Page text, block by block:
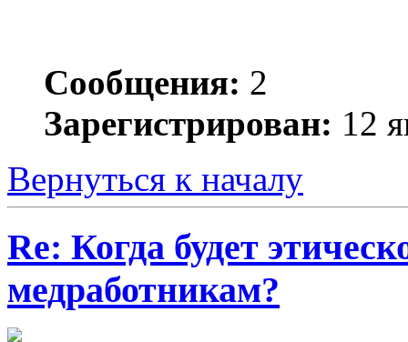
Сообщения: 2
Зарегистрирован: 12
Вернуться к началу
Re: Когда будет
медработникам?